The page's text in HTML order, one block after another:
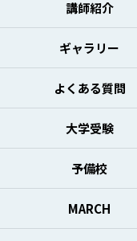
講師紹介
ギャラリー
よくある質問
大学受験
予備校
MARCH